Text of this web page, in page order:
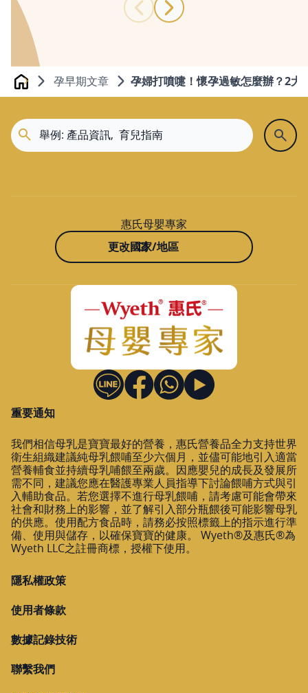
Home 孕早期文章 孕婦打噴嚏！懷孕過敏怎麼辦？2大
惠氏母嬰專家
更改國家/地區
重要通知
我們相信母乳是寶寶最好的營養，惠氏營養品全力支持世界
衛生組織建議純母乳餵哺至少六個月，並儘可能地引入適當
營養輔食並持續母乳哺餵至兩歲。因應嬰兒的成長及發展所
需不同，建議您應在醫護專業人員指導下討論餵哺方式與引
入輔助食品。若您選擇不進行母乳餵哺，請考慮可能會帶來
社會和財務上的影響，並了解引入部分瓶餵後可能影響母乳
的供應。使用配方食品時，請務必按照標籤上的指示進行準
備、使用與儲存，以確保寶寶的健康。 Wyeth®及惠氏®為
Wyeth LLC之註冊商標，授權下使用。
隱私權政策
使用者條款
數據記錄技術
聯繫我們